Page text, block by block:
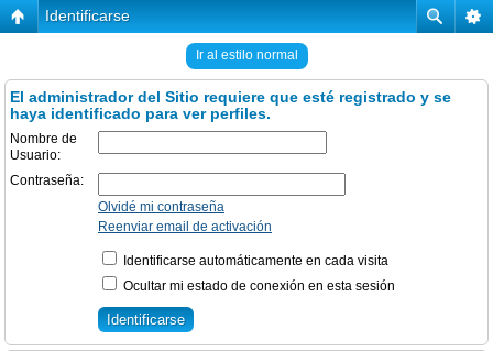
Identificarse
Ir al estilo normal
El administrador del Sitio requiere que esté registrado y se
haya identificado para ver perfiles.
Nombre de
Usuario:
Contraseña:
Olvidé mi contraseña
Reenviar email de activación
Identificarse automáticamente en cada visita
Ocultar mi estado de conexión en esta sesión